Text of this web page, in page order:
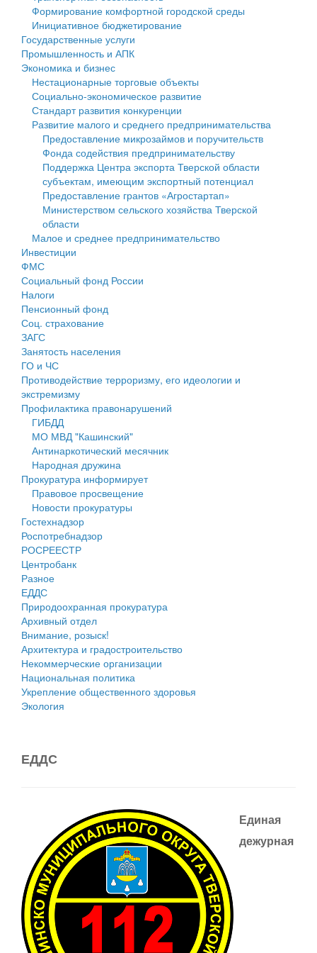
Государственные услуги
Промышленность и АПК
Экономика и бизнес
Символика
Устав
Гостям округа
Туризм
Культура
Образование
Здравоохранение
Социальная защита
Фотоальбом
муниципального округа Тверской области
Администрация Кашинского муниципального округа
Тверской области
Управление сельскими территориями
Открытые данные
Работа с обращениями граждан
Муниципальный контроль
Муниципальные услуги
Проекты административных регламентов
Антимонопольный комплаенс
Противодействие коррупции
Финансовое управление
Бюджет для граждан
Имущество
Выявление правообладателей ранее учтенных
объектов недвижимости
Имущественная поддержка субъектов малого и
среднего предпринимательства
Информационная поддержка субъектов малого и
среднего предпринимательства
Муниципальные программы
Контрольно-счетная палата
Персональные данные
Оценка регулирующего воздействия
Деятельность МУ
Нормативы градостроительного проектирования
Правила землепользования и застройки
Генеральные планы
Проекты планировки территории
Собрание депутатов
Городское поселение
Сельские поселения
Формирование комфортной городской среды
Инициативное бюджетирование
Государственные услуги
Промышленность и АПК
Экономика и бизнес
Нестационарные торговые объекты
Социально-экономическое развитие
Стандарт развития конкуренции
Развитие малого и среднего предпринимательства
Предоставление микрозаймов и поручительств
Фонда содействия предпринимательству
Поддержка Центра экспорта Тверской области
субъектам, имеющим экспортный потенциал
Предоставление грантов «Агростартап»
Министерством сельского хозяйства Тверской
области
Малое и среднее предпринимательство
Инвестиции
ФМС
Социальный фонд России
Налоги
Пенсионный фонд
Соц. страхование
ЗАГС
Занятость населения
ГО и ЧС
Противодействие терроризму, его идеологии и
экстремизму
Профилактика правонарушений
ГИБДД
МО МВД "Кашинский"
Антинаркотический месячник
Народная дружина
Прокуратура информирует
Правовое просвещение
Новости прокуратуры
Гостехнадзор
Роспотребнадзор
РОСРЕЕСТР
Центробанк
Разное
ЕДДС
Природоохранная прокуратура
Архивный отдел
Внимание, розыск!
Архитектура и градостроительство
Некоммерческие организации
Национальная политика
Укрепление общественного здоровья
Экология
ЕДДС
Единая
дежурная